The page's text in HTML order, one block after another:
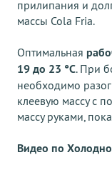
прилипания и
массы Cola Fria.
Оптимальная
19 до 23 °C. При
необходимо
клеевую массу с
массу руками,
Видео по